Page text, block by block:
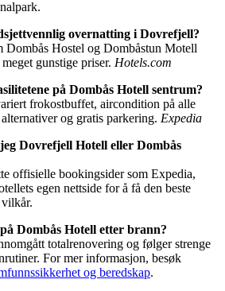
overnatting i Dovrefjell?
Dombås Hostel og Dombåstun Motell
gunstige priser. Hotels.com
på Dombås Hotell sentrum?
frokostbuffet, aircondition på alle
og gratis parkering. Expedia
Dovrefjell Hotell eller Dombås
offisielle bookingsider som Expedia,
egen nettside for å få den beste
Dombås Hotell etter brann?
totalrenovering og følger strenge
For mer informasjon, besøk
og beredskap.